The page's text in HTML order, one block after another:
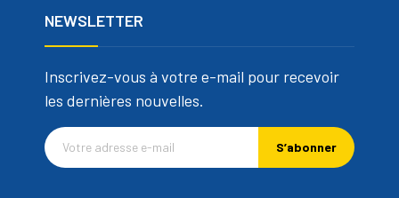
NEWSLETTER
Inscrivez-vous à votre e-mail pour recevoir
les dernières nouvelles.
S’abonner